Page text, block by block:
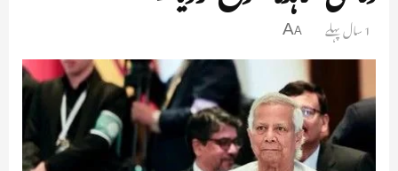
1 سال پہلے A
A